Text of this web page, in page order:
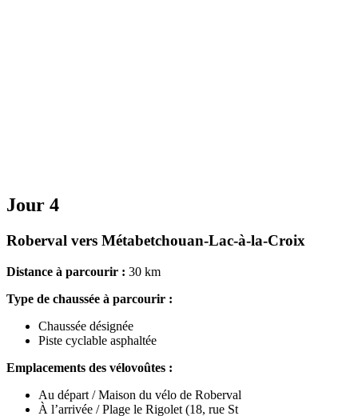
Jour 4
Roberval vers Métabetchouan-Lac-à-la-Croix
Distance à parcourir : 30 km
Type de chaussée à parcourir :
Chaussée désignée
Piste cyclable asphaltée
Emplacements des vélovoûtes :
Au départ / Maison du vélo de Roberval
À l’arrivée / Plage le Rigolet (18, rue St